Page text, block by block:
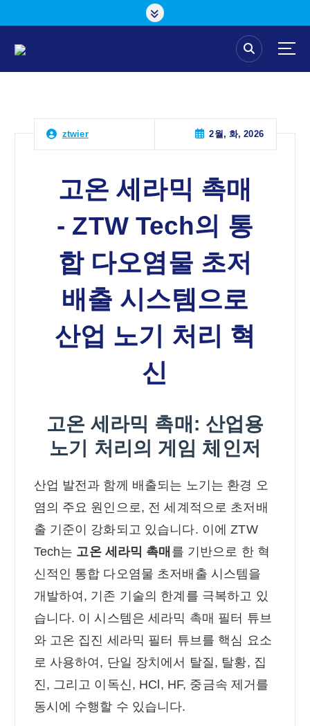
ztwier 2월, 화, 2026
고온 세라믹 촉매
- ZTW Tech의 통
합 다오염물 초저
배출 시스템으로
산업 노기 처리 혁
신
고온 세라믹 촉매: 산업용
노기 처리의 게임 체인저
산업 발전과 함께 배출되는 노기는 환경 오
염의 주요 원인으로, 전 세계적으로 초저배
출 기준이 강화되고 있습니다. 이에 ZTW
Tech는 고온 세라믹 촉매 를 기반으로 한 혁
신적인 통합 다오염물 초저배출 시스템을
개발하여, 기존 기술의 한계를 극복하고 있
습니다. 이 시스템은 세라믹 촉매 필터 튜브
와 고온 집진 세라믹 필터 튜브를 핵심 요소
로 사용하여, 단일 장치에서 탈질, 탈황, 집
진, 그리고 이독신, HCl, HF, 중금속 제거를
동시에 수행할 수 있습니다.